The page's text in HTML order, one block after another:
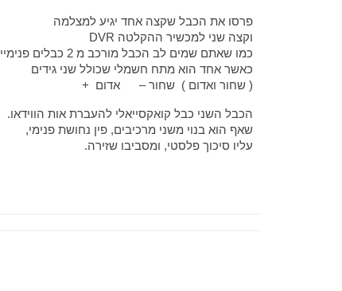
פרסו את הכבל שקצה אחד יגיע למצלמה
וקצה שני למכשיר ההקלטה DVR
כמו שאתם שמים לב הכבל מורכב מ 2 כבלים פנימיים
כאשר אחד הוא מתח חשמלי שכולל שני גידים
( שחור ואדום ) שחור – אדום +
הכבל השני כבל קואקסייאלי להעברת אות הווידאו.
שאף הוא בנוי משני מרכיבים, פין נחושת פנימי,
עליו סיכוך פלסטי, ומסביבו שזירה.